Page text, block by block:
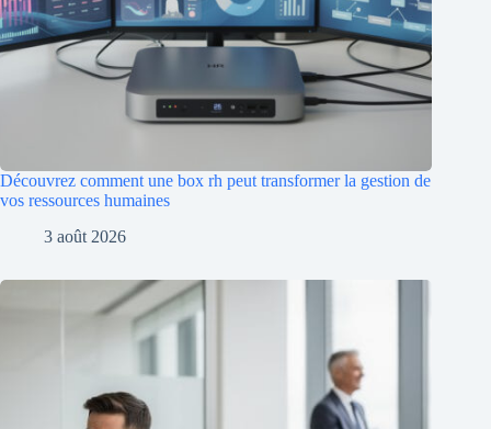
Découvrez comment une box rh peut transformer la gestion de
vos ressources humaines
3 août 2026